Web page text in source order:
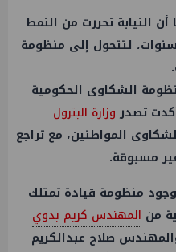
أن النيابة تحررت من النمط
لتتحول إلى منظومة
الشكاوى الحكومية
تصدر وزارة البترول
لشكاوى المواطنين، مع تراجع
مسبوقة.
منظومة قيادة تمتلك
من المهندس كريم بدوي
صلاح عبدالكريم